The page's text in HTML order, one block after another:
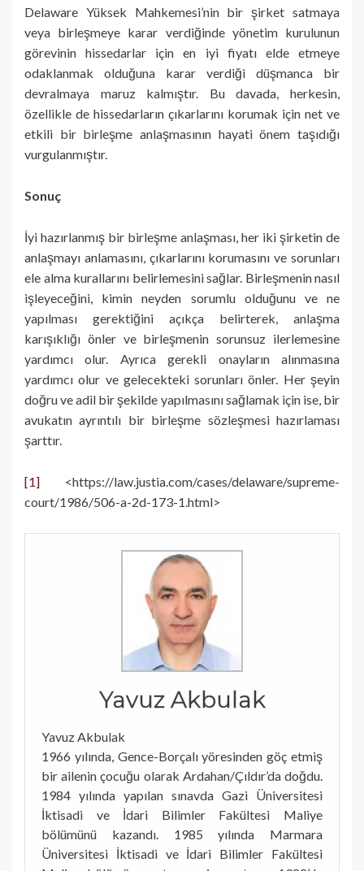
Delaware Yüksek Mahkemesi’nin bir şirket satmaya
veya birleşmeye karar verdiğinde yönetim kurulunun
görevinin hissedarlar için en iyi fiyatı elde etmeye
odaklanmak olduğuna karar verdiği düşmanca bir
devralmaya maruz kalmıştır. Bu davada, herkesin,
özellikle de hissedarların çıkarlarını korumak için net ve
etkili bir birleşme anlaşmasının hayati önem taşıdığı
vurgulanmıştır.
Sonuç
İyi hazırlanmış bir birleşme anlaşması, her iki şirketin de
anlaşmayı anlamasını, çıkarlarını korumasını ve sorunları
ele alma kurallarını belirlemesini sağlar. Birleşmenin nasıl
işleyeceğini, kimin neyden sorumlu olduğunu ve ne
yapılması gerektiğini açıkça belirterek, anlaşma
karışıklığı önler ve birleşmenin sorunsuz ilerlemesine
yardımcı olur. Ayrıca gerekli onayların alınmasına
yardımcı olur ve gelecekteki sorunları önler. Her şeyin
doğru ve adil bir şekilde yapılmasını sağlamak için ise, bir
avukatın ayrıntılı bir birleşme sözleşmesi hazırlaması
şarttır.
[1] <https://law.justia.com/cases/delaware/supreme-
court/1986/506-a-2d-173-1.html>
Yavuz Akbulak
Yavuz Akbulak
1966 yılında, Gence-Borçalı yöresinden göç etmiş
bir ailenin çocuğu olarak Ardahan/Çıldır’da doğdu.
1984 yılında yapılan sınavda Gazi Üniversitesi
İktisadi ve İdari Bilimler Fakültesi Maliye
bölümünü kazandı. 1985 yılında Marmara
Üniversitesi İktisadi ve İdari Bilimler Fakültesi